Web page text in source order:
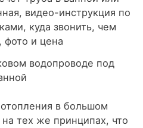
водопроводе под
в большом
тех же принципах, что